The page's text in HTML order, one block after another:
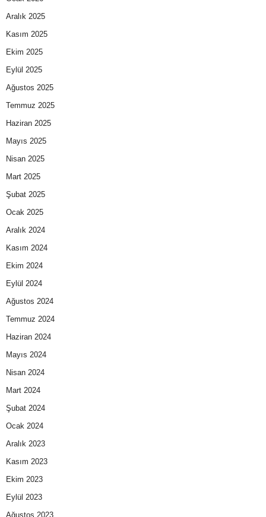
Aralık 2025
Kasım 2025
Ekim 2025
Eylül 2025
Ağustos 2025
Temmuz 2025
Haziran 2025
Mayıs 2025
Nisan 2025
Mart 2025
Şubat 2025
Ocak 2025
Aralık 2024
Kasım 2024
Ekim 2024
Eylül 2024
Ağustos 2024
Temmuz 2024
Haziran 2024
Mayıs 2024
Nisan 2024
Mart 2024
Şubat 2024
Ocak 2024
Aralık 2023
Kasım 2023
Ekim 2023
Eylül 2023
Ağustos 2023